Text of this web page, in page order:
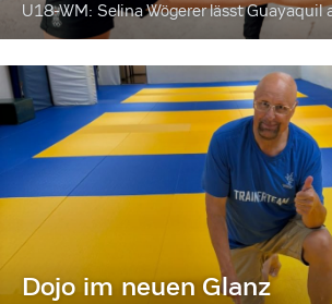
U18-WM: Selina Wögerer lässt Guayaquil
Dojo im neuen Glanz